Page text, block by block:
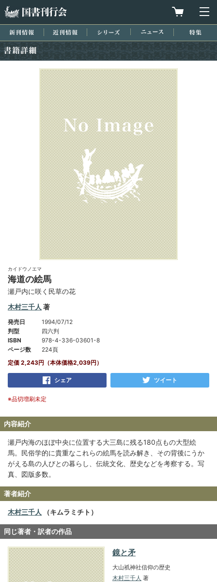
買物カゴを
新刊情報 近刊情報 シリーズ ニュース
カイドウノエマ
海道の絵馬
瀬戸内に咲く民草の花
木村三千人 著
発売日
1994/07/12
判型
四六判
ISBN
978-4-336-03601-8
ページ数
224頁
定価 2,243円（本体価格2,039円）
シェア ツイート
※品切増刷未定
内容紹介
瀬戸内海のほぼ中央に位置する大三島に残る180点もの大型絵
馬。民俗学的に貴重なこれらの絵馬を読み解き、その背後にうか
がえる島の人びとの暮らし、伝統文化、歴史などを考察する。写
真、図版多数。
著者紹介
木村三千人 （キムラミチト）
同じ著者・訳者の作品
鏡と矛
大山祇神社信仰の歴史
木村三千人 著